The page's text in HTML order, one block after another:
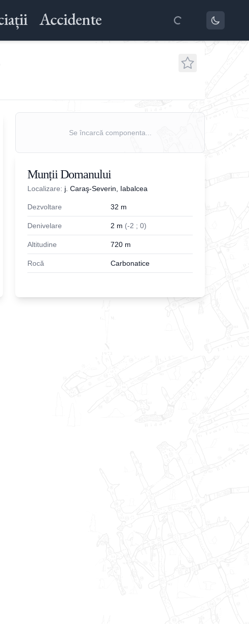
Accidente
Se încarcă componenta...
Munții Domanului
Localizare: j. Caraş-Severin, Iabalcea
Dezvoltare 32 m
Denivelare 2 m (-2 ; 0)
Altitudine 720 m
Rocă Carbonatice